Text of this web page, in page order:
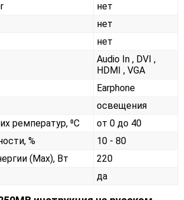
нет
нет
нет
Audio In , DVI ,
HDMI , VGA
Earphone
освещения
ремператур, ⁰С
от 0 до 40
%
10 - 80
(Max), Вт
220
да